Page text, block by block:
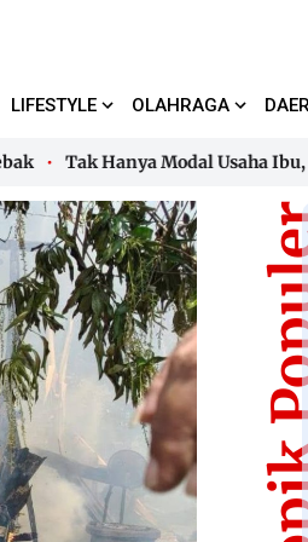
LIFESTYLE OLAHRAGA
Tak Hanya Modal Usaha Ibu, PNM
Tak Hanya Modal Usaha Ibu, PNM